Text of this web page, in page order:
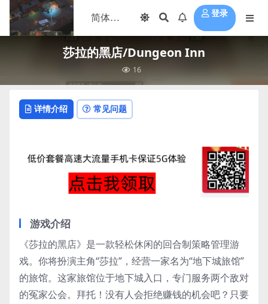
登录
莎拉的黑店/Dungeon Inn
16
详情介绍 常见问题
游戏介绍
《莎拉的黑店》是一款轻松休闲的回合制策略管理游
戏。你将扮演主角“莎拉”，经营一家名为“地下城旅馆”
的旅馆。这家旅馆位于地下城入口，专门服务两个敌对
的冤家公会。拜托！没有人会拒绝赚钱的机会吧？只要